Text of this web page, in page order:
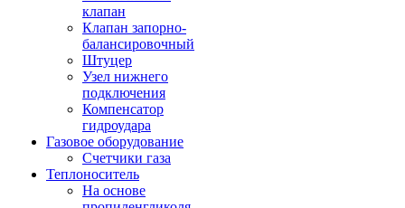
клапан
Клапан запорно-
балансировочный
Штуцер
Узел нижнего
подключения
Компенсатор
гидроудара
Газовое оборудование
Счетчики газа
Теплоноситель
На основе